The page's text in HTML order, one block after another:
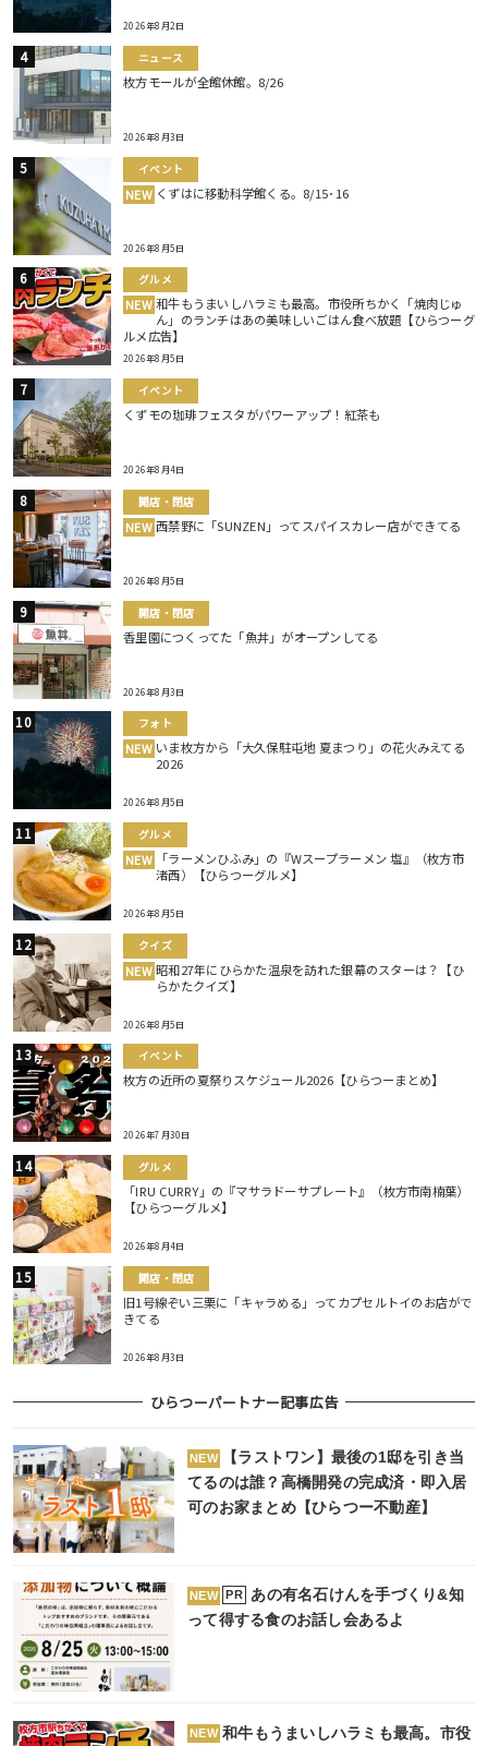
2026年8月2日
ニュース
枚方モールが全館休館。8/26
2026年8月3日
イベント
NEW くずはに移動科学館くる。8/15･16
2026年8月5日
グルメ
NEW 和牛もうまいしハラミも最高。市役所ちかく「焼肉じゅ
ん」のランチはあの美味しいごはん食べ放題【ひらつーグ
ルメ広告】
2026年8月5日
イベント
くずモの珈琲フェスタがパワーアップ！紅茶も
2026年8月4日
開店・閉店
NEW 西禁野に「SUNZEN」ってスパイスカレー店ができてる
2026年8月5日
開店・閉店
香里園につくってた「魚丼」がオープンしてる
2026年8月3日
フォト
NEW いま枚方から「大久保駐屯地 夏まつり」の花火みえてる
2026
2026年8月5日
グルメ
NEW
「ラーメンひふみ」の『Wスープラーメン 塩』（枚方市
渚西）【ひらつーグルメ】
2026年8月5日
クイズ
NEW 昭和27年にひらかた温泉を訪れた銀幕のスターは？【ひ
らかたクイズ】
2026年8月5日
イベント
枚方の近所の夏祭りスケジュール2026【ひらつーまとめ】
2026年7月30日
グルメ
「IRU CURRY」の『マサラドーサプレート』（枚方市南楠葉）
【ひらつーグルメ】
2026年8月4日
開店・閉店
旧1号線ぞい三栗に「キャラめる」ってカプセルトイのお店がで
きてる
2026年8月3日
ひらつーパートナー記事広告
NEW
【ラストワン】最後の1邸を引き当
てるのは誰？高橋開発の完成済・即入居
可のお家まとめ【ひらつー不動産】
NEW PR
あの有名石けんを手づくり&知
って得する食のお話し会あるよ
NEW 和牛もうまいしハラミも最高。市役